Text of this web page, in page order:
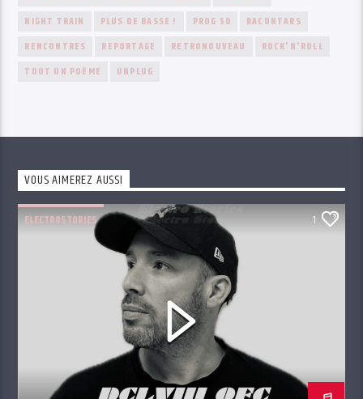
NIGHT TRAIN
PLUS DE BASSE ! PROG 50
RACONTARS
RENCONTRES
REPORTAGE RETRONOUVEAU
ROCK'N'ROLL
TOUT UN POÈME
UNPLUG
VOUS AIMEREZ AUSSI
ELECTROSTORIES 1